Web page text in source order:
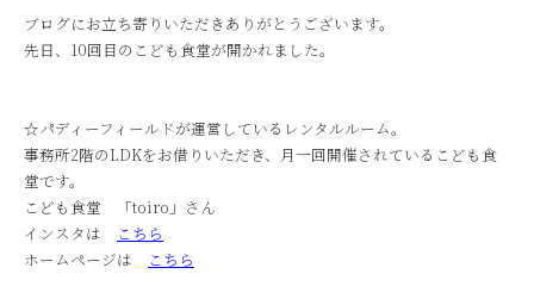
ブログにお立ち寄りいただきありがとうございます。
先日、10回目のこども食堂が開かれました。
☆パディーフィールドが運営しているレンタルルーム。
事務所2階のLDKをお借りいただき、月一回開催されているこども食
堂です。
こども食堂 「toiro」さん
インスタは
こちら
ホームページは
こちら